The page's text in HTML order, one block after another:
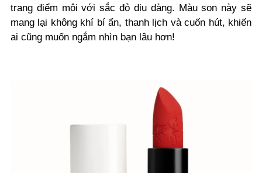
trang điểm môi với sắc đỏ dịu dàng. Màu son này sẽ
mang lại không khí bí ẩn, thanh lịch và cuốn hút, khiến
ai cũng muốn ngắm nhìn bạn lâu hơn!